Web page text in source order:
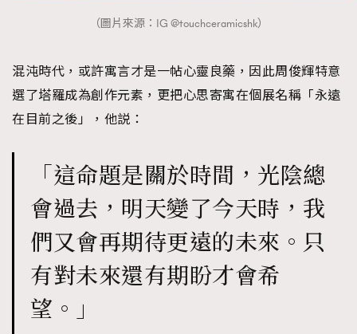
（圖片來源：IG @touchceramicshk）
混沌時代，或許寓言才是一帖心靈良藥，因此周俊輝特意
選了塔羅成為創作元素，更把心思寄寓在個展名稱「永遠
在目前之後」，他説：
「這命題是關於時間，光陰總
會過去，明天變了今天時，我
們又會再期待更遠的未來。只
有對未來還有期盼才會希
望。」